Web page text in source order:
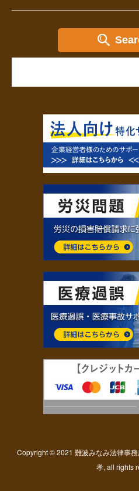
Copyright © 2021 難波みなみ法律事
孝, all rights